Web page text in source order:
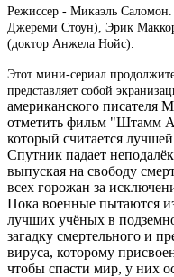
Режиссер - Микаэль
Джереми Стоун), Эрик
(доктор Анжела Нойс).
Этот мини-сериал
представляет собой
американского писателя
отметить фильм "Штамм
который считается
Спутник падает
выпуская на свободу
всех горожан за
Пока военные пытаются
лучших учёных в
загадку смертельного и
вируса, которому
чтобы спасти мир, у них